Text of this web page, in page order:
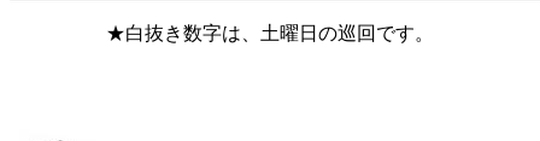
★白抜き数字は、土曜日の巡回です。